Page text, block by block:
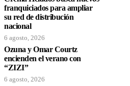
franquiciados para ampliar
su red de distribución
nacional
6 agosto, 2026
Ozuna y Omar Courtz
encienden el verano con
“ZIZI”
6 agosto, 2026